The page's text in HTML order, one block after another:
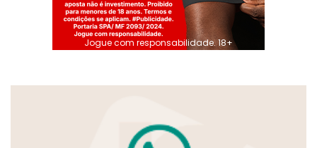
Jogue com responsabilidade. 18+